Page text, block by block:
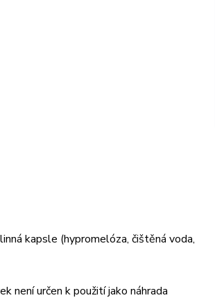
kapsle (hypromelóza, čištěná voda,
není určen k použití jako náhrada